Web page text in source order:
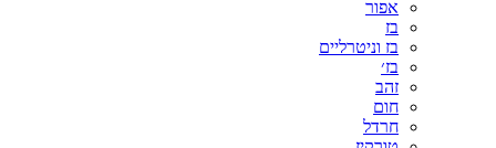
אפור
בז
בז וניטרליים
בז׳
זהב
חום
חרדל